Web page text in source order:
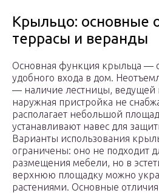
Крыльцо: основные
террасы и веранды
Основная функция крыльца —
удобного входа в дом.
— наличие лестницы, ведущей
наружная пристройка не
располагает небольшой
устанавливают навес для
Варианты использования
ограничены: оно не подходит
размещения мебели, но в
верхнюю площадку можно
растениями. Основные